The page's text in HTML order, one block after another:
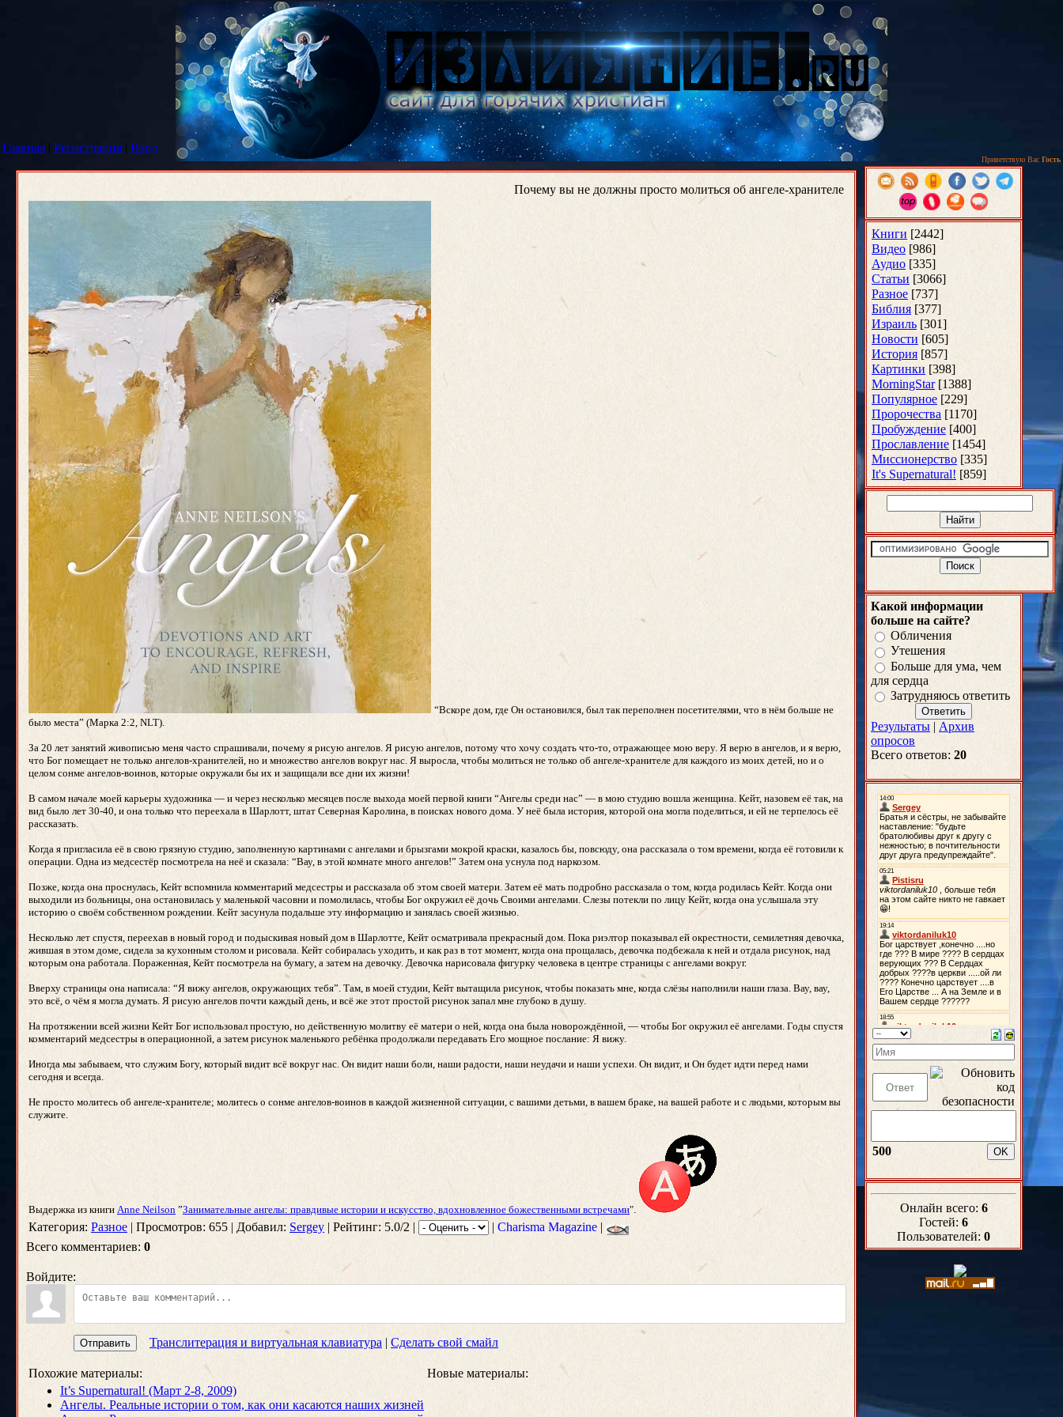
Главная | Регистрация | Вход
Приветствую Вас Гость
Почему вы не должны просто молиться об ангеле-хранителе
“Вскоре дом, где Он остановился, был так переполнен посетителями, что в нём больше не
было места” (Марка 2:2, NLT).
За 20 лет занятий живописью меня часто спрашивали, почему я рисую ангелов. Я рисую ангелов, потому что хочу создать что-то, отражающее мою веру. Я верю в ангелов, и я верю,
что Бог помещает не только ангелов-хранителей, но и множество ангелов вокруг нас. Я выросла, чтобы молиться не только об ангеле-хранителе для каждого из моих детей, но и о
целом сонме ангелов-воинов, которые окружали бы их и защищали все дни их жизни!
В самом начале моей карьеры художника — и через несколько месяцев после выхода моей первой книги “Ангелы среди нас” — в мою студию вошла женщина. Кейт, назовем её так, на
вид было лет 30-40, и она только что переехала в Шарлотт, штат Северная Каролина, в поисках нового дома. У неё была история, которой она могла поделиться, и ей не терпелось её
рассказать.
Когда я пригласила её в свою грязную студию, заполненную картинами с ангелами и брызгами мокрой краски, казалось бы, повсюду, она рассказала о том времени, когда её готовили к
операции. Одна из медсестёр посмотрела на неё и сказала: “Вау, в этой комнате много ангелов!” Затем она уснула под наркозом.
Позже, когда она проснулась, Кейт вспомнила комментарий медсестры и рассказала об этом своей матери. Затем её мать подробно рассказала о том, когда родилась Кейт. Когда они
выходили из больницы, она остановилась у маленькой часовни и помолилась, чтобы Бог окружил её дочь Своими ангелами. Слезы потекли по лицу Кейт, когда она услышала эту
историю о своём собственном рождении. Кейт засунула подальше эту информацию и занялась своей жизнью.
Несколько лет спустя, переехав в новый город и подыскивая новый дом в Шарлотте, Кейт осматривала прекрасный дом. Пока риэлтор показывал ей окрестности, семилетняя девочка,
жившая в этом доме, сидела за кухонным столом и рисовала. Кейт собиралась уходить, и как раз в тот момент, когда она прощалась, девочка подбежала к ней и отдала рисунок, над
которым она работала. Пораженная, Кейт посмотрела на бумагу, а затем на девочку. Девочка нарисовала фигурку человека в центре страницы с ангелами вокруг.
Вверху страницы она написала: “Я вижу ангелов, окружающих тебя”. Там, в моей студии, Кейт вытащила рисунок, чтобы показать мне, когда слёзы наполнили наши глаза. Вау, вау,
это всё, о чём я могла думать. Я рисую ангелов почти каждый день, и всё же этот простой рисунок запал мне глубоко в душу.
На протяжении всей жизни Кейт Бог использовал простую, но действенную молитву её матери о ней, когда она была новорождённой, — чтобы Бог окружил её ангелами. Годы спустя
комментарий медсестры в операционной, а затем рисунок маленького ребёнка продолжали передавать Его мощное послание: Я вижу.
Иногда мы забываем, что служим Богу, который видит всё вокруг нас. Он видит наши боли, наши радости, наши неудачи и наши успехи. Он видит, и Он будет идти перед нами
сегодня и всегда.
Не просто молитесь об ангеле-хранителе; молитесь о сонме ангелов-воинов в каждой жизненной ситуации, с вашими детьми, в вашем браке, на вашей работе и с людьми, которым вы
служите.
Выдержка из книги Anne Neilson ”Занимательные ангелы: правдивые истории и искусство, вдохновленное божественными встречами".
Категория: Разное | Просмотров: 655 | Добавил: Sergey | Рейтинг: 5.0/2 | | Charisma Magazine |
Всего комментариев: 0
Войдите:
Отправить Транслитерация и виртуальная клавиатура | Сделать свой смайл
Похожие материалы:
Новые материалы:
It’s Supernatural! (Март 2-8, 2009)
Ангелы. Реальные истории о том, как они касаются наших жизней
Книги [2442]
Видео [986]
Аудио [335]
Статьи [3066]
Разное [737]
Библия [377]
Израиль [301]
Новости [605]
История [857]
Картинки [398]
MorningStar [1388]
Популярное [229]
Пророчества [1170]
Пробуждение [400]
Прославление [1454]
Миссионерство [335]
It's Supernatural! [859]
Какой информации
больше на сайте?
Обличения
Утешения
Больше для ума, чем
для сердца
Затрудняюсь ответить
Результаты | Архив
опросов
Всего ответов: 20
500
Онлайн всего: 6
Гостей: 6
Пользователей: 0